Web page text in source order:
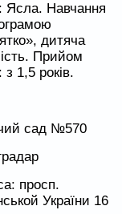
Ясла. Навчання
дитяча
Прийом
з 1,5 років.
сад №570
просп.
України 16